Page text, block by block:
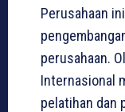
Perusahaan
perusahaan.
Internasional
pelatihan dan